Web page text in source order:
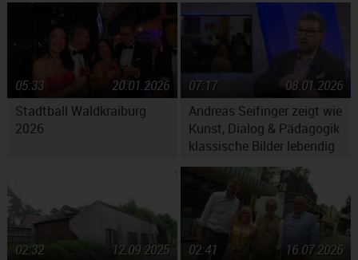
Stadtball Waldkraiburg
2026
20.01.2026
05:33
Andreas Seifinger zeigt wie
Kunst, Dialog & Pädagogik
klassische Bilder lebendig
machen
08.01.2026
07:17
12.09.2025
02:32
16.07.2026
02:41